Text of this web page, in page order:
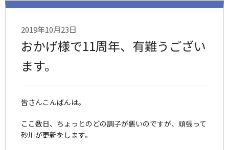
2019年10月23日
おかげ様で11周年、有難うござい
ます。
皆さんこんばんは。
ここ数日、ちょっとのどの調子が悪いのですが、頑張って
砂川が更新をします。